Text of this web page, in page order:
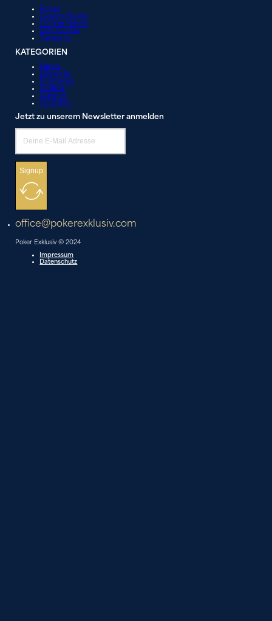
Poker
Casino News
Online News
City Guide
Turniere
KATEGORIEN
News
Lifestyle
Strategie
Videos
Galerie
Liveblog
Jetzt zu unserem Newsletter anmelden
Signup
office@pokerexklusiv.com
Poker Exklusiv © 2024
Impressum
Datenschutz